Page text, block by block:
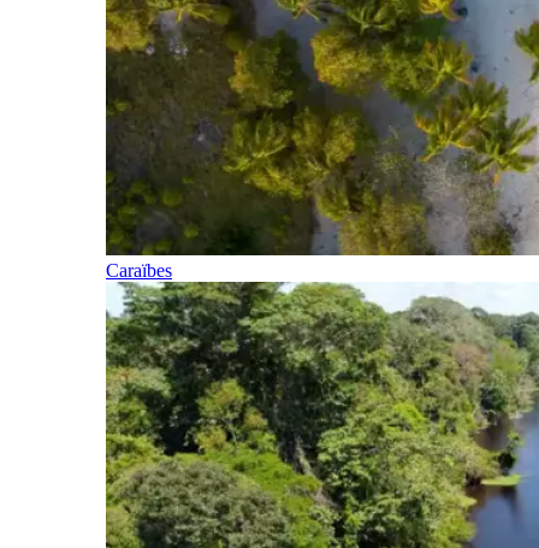
Caraïbes